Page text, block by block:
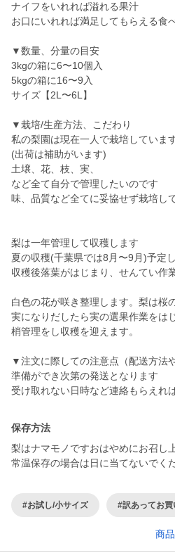
ナイフをいれれば溢れる果汁
お口にいれれば満足してもらえる食
▼数量、分量の目安
3kgの箱に6〜10個入
5kgの箱に16〜9入
サイズ【2L〜6L】
▼栽培/生産方法、こだわり
私の梨園は現在一人で栽培していま
(出荷は補助がいます)
土壌、花、枝、実、
など全て自分で管理したいのです
味、品質など全てに妥協せず栽培し
梨は一年管理して収穫します
夏の収穫(千葉県では8月〜9月)予定
収穫後落葉がはじまり、せんてい作
白色の花が咲き整理します。梨は桜
実になりだしたら実の選果作業をは
梢管理をし収穫を迎えます。
▼注文に際しての注意点（配送方法
準備ができ次第の発送となります
受け取れない日時など連絡もらえれ
保存方法
梨はナマモノですおはやめにお召し
常温保存の場合は日に当てないでく
#お試し/小サイズ #訳あってお買
商